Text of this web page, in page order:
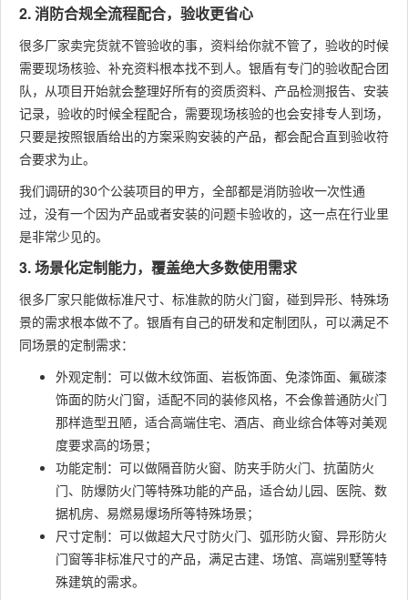
2. 消防合规全流程配合，验收更省心
很多厂家卖完货就不管验收的事，资料给你就不管了，验收的时候
需要现场核验、补充资料根本找不到人。银盾有专门的验收配合团
队，从项目开始就会整理好所有的资质资料、产品检测报告、安装
记录，验收的时候全程配合，需要现场核验的也会安排专人到场，
只要是按照银盾给出的方案采购安装的产品，都会配合直到验收符
合要求为止。
我们调研的30个公装项目的甲方，全部都是消防验收一次性通
过，没有一个因为产品或者安装的问题卡验收的，这一点在行业里
是非常少见的。
3. 场景化定制能力，覆盖绝大多数使用需求
很多厂家只能做标准尺寸、标准款的防火门窗，碰到异形、特殊场
景的需求根本做不了。银盾有自己的研发和定制团队，可以满足不
同场景的定制需求：
外观定制：可以做木纹饰面、岩板饰面、免漆饰面、氟碳漆
饰面的防火门窗，适配不同的装修风格，不会像普通防火门
那样造型丑陋，适合高端住宅、酒店、商业综合体等对美观
度要求高的场景；
功能定制：可以做隔音防火窗、防夹手防火门、抗菌防火
门、防爆防火门等特殊功能的产品，适合幼儿园、医院、数
据机房、易燃易爆场所等特殊场景；
尺寸定制：可以做超大尺寸防火门、弧形防火窗、异形防火
门窗等非标准尺寸的产品，满足古建、场馆、高端别墅等特
殊建筑的需求。